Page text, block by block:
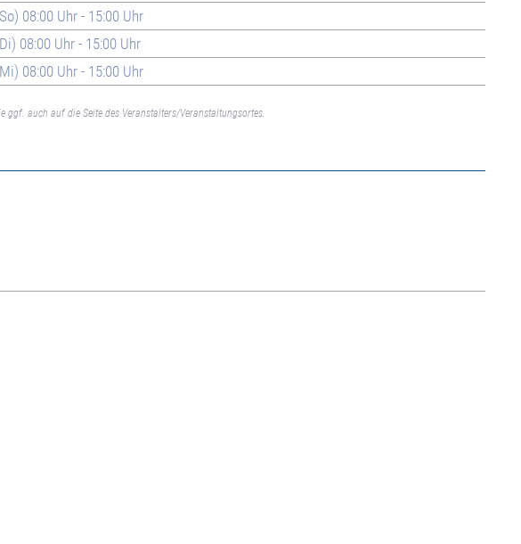
08:00 Uhr - 15:00 Uhr
08:00 Uhr - 15:00 Uhr
08:00 Uhr - 15:00 Uhr
ggf. auch auf die Seite des Veranstalters/Veranstaltungsortes.